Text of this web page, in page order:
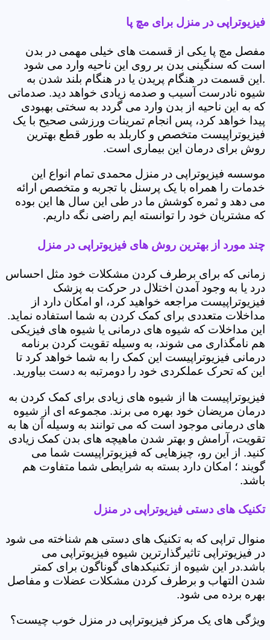
فیزیوتراپی در منزل برای مچ پا
مفصل مچ پا یکی از قسمت های خیلی مهمی در بدن
است که سنگینی بدن بر روی این ناحیه وارد می شود
.این قسمت در هنگام پریدن یا در هنگام بلند شدن به
شیوه نادرست آسیب و صدمه زیادی خواهد دید. صدماتی
که به این ناحیه از بدن وارد می گردد به سختی بهبودی
پیدا خواهد کرد، پس انجام تمرینات ورزشی صحیح با یک
فیزیوتراپیست متخصص و کاربلد به طور قطع بهترین
روش برای درمان این بیماری است.
موسسه فیزیوتراپی در منزل محمدی تمام انواع این
خدمات را همراه با یک پرسنل با تجربه و متخصص ارائه
می دهد و ثمره کوشش ما در طی این سال ها این بوده
که مشتریان خود را توانسته ایم راضی نگه داریم.
چند مورد از بهترین روش های فیزیوتراپی در منزل
زمانی که برای برطرف کردن مشکلات خود مثل احساس
درد یا به وجود آمدن اختلال در حرکت به پزشک
فیزیوتراپیست مراجعه خواهید کرد، او امکان دارد از
مداخلات متعددی برای کمک کردن به شما استفاده نماید.
این مداخلات که شیوه های درمانی یا شیوه های فیزیکی
هم نامگذاری می شوند، به وسیله تقویت کردن برنامه
درمانی فیزیوتراپیست این کمک را به شما خواهد کرد تا
این که تحرک عملکردی خود را دومرتبه به دست بیاورید.
فیزیوتراپیست ها از شیوه های زیادی برای کمک کردن به
درمان مریضان خود بهره می برند. مجموعه ای از شیوه
های درمانی موجود است که می توانند به وسیله آن ها به
تقویت، آرامش و بهتر شدن ماهیچه های بدن کمک زیادی
کنید. از این رو، چیزهایی که فیزیوتراپیست شما می
گویند ؛ امکان دارد بسته به شرایطی شما متفاوت هم
باشد.
تکنیک های دستی فیزیوتراپی در منزل
منوال تراپی که به تکنیک های دستی هم شناخته می شود
در فیزیوتراپی تاثیرگذارترین شیوه فیزیوتراپی می
باشد.در این شیوه از تکنیکدهای گوناگون برای کمتر
شدن التهاب و برطرف کردن مشکلات عضلات و مفاصل
بهره برده می شود.
ویژگی های یک مرکز فیزیوتراپی در منزل خوب چیست؟